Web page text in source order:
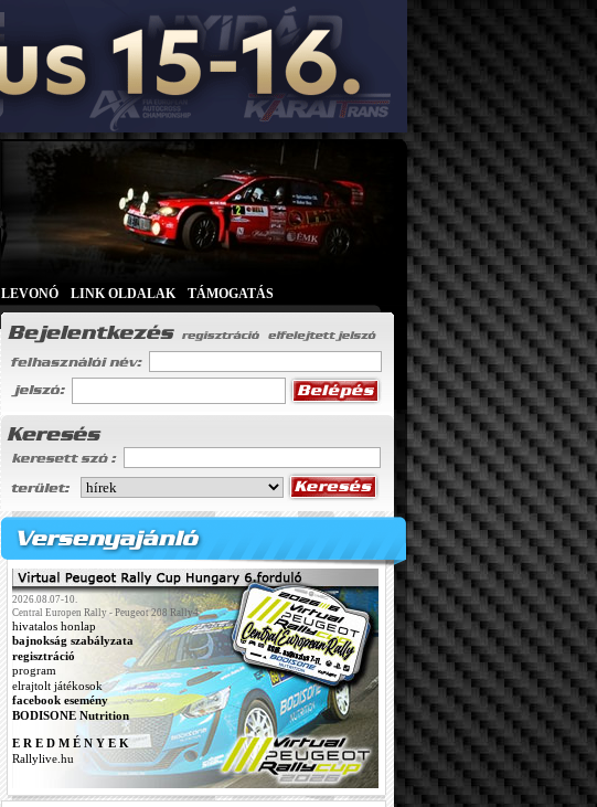
LEVONÓ LINK OLDALAK TÁMOGATÁS
2026.08.07-10.
Central Europen Rally - Peugeot 208 Rally4
hivatalos honlap
bajnokság szabályzata
regisztráció
program
elrajtolt játékosok
facebook esemény
BODISONE Nutrition
E R E D M É N Y E K
Rallylive.hu